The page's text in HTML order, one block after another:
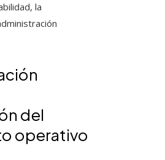
la
del
operativo